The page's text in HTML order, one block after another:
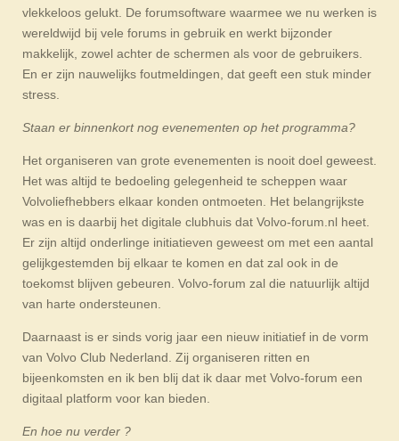
vlekkeloos gelukt. De forumsoftware waarmee we nu werken is
wereldwijd bij vele forums in gebruik en werkt bijzonder
makkelijk, zowel achter de schermen als voor de gebruikers.
En er zijn nauwelijks foutmeldingen, dat geeft een stuk minder
stress.
Staan er binnenkort nog evenementen op het programma?
Het organiseren van grote evenementen is nooit doel geweest.
Het was altijd te bedoeling gelegenheid te scheppen waar
Volvoliefhebbers elkaar konden ontmoeten. Het belangrijkste
was en is daarbij het digitale clubhuis dat Volvo-forum.nl heet.
Er zijn altijd onderlinge initiatieven geweest om met een aantal
gelijkgestemden bij elkaar te komen en dat zal ook in de
toekomst blijven gebeuren. Volvo-forum zal die natuurlijk altijd
van harte ondersteunen.
Daarnaast is er sinds vorig jaar een nieuw initiatief in de vorm
van Volvo Club Nederland. Zij organiseren ritten en
bijeenkomsten en ik ben blij dat ik daar met Volvo-forum een
digitaal platform voor kan bieden.
En hoe nu verder ?